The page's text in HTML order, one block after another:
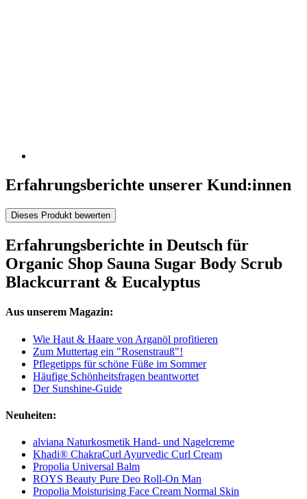
Erfahrungsberichte unserer Kund:innen
Dieses Produkt bewerten
Erfahrungsberichte in Deutsch für
Organic Shop Sauna Sugar Body Scrub
Blackcurrant & Eucalyptus
Aus unserem Magazin:
Wie Haut & Haare von Arganöl profitieren
Zum Muttertag ein "Rosenstrauß"!
Pflegetipps für schöne Füße im Sommer
Häufige Schönheitsfragen beantwortet
Der Sunshine-Guide
Neuheiten:
alviana Naturkosmetik Hand- und Nagelcreme
Khadi® ChakraCurl Ayurvedic Curl Cream
Propolia Universal Balm
ROYS Beauty Pure Deo Roll-On Man
Propolia Moisturising Face Cream Normal Skin